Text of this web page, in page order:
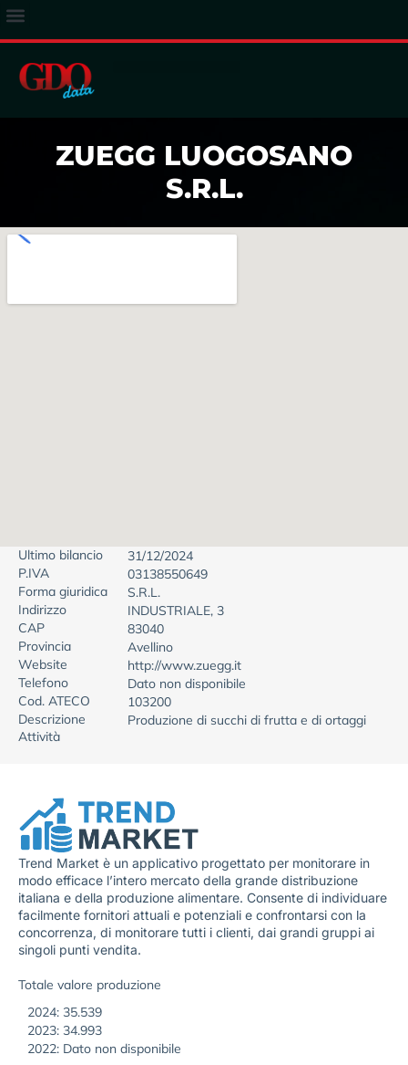
ZUEGG LUOGOSANO
S.R.L.
Ultimo bilancio
31/12/2024
P.IVA
03138550649
Forma giuridica
S.R.L.
Indirizzo
INDUSTRIALE, 3
CAP
83040
Provincia
Avellino
Website
http://www.zuegg.it
Telefono
Dato non disponibile
Cod. ATECO
103200
Descrizione
Attività
Produzione di succhi di frutta e di ortaggi
Trend Market è un applicativo progettato per monitorare in
modo efficace l’intero mercato della grande distribuzione
italiana e della produzione alimentare. Consente di individuare
facilmente fornitori attuali e potenziali e confrontarsi con la
concorrenza, di monitorare tutti i clienti, dai grandi gruppi ai
singoli punti vendita.
Totale valore produzione
2024: 35.539
2023: 34.993
2022: Dato non disponibile